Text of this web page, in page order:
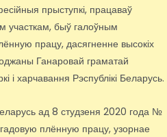
прыступкі, працаваў
участкам, быў галоўным
працу, дасягненне высокіх
Ганаровай граматай
і харчавання Рэспублікі Беларусь.
ад 8 студзеня 2020 года №
плённую працу, узорнае